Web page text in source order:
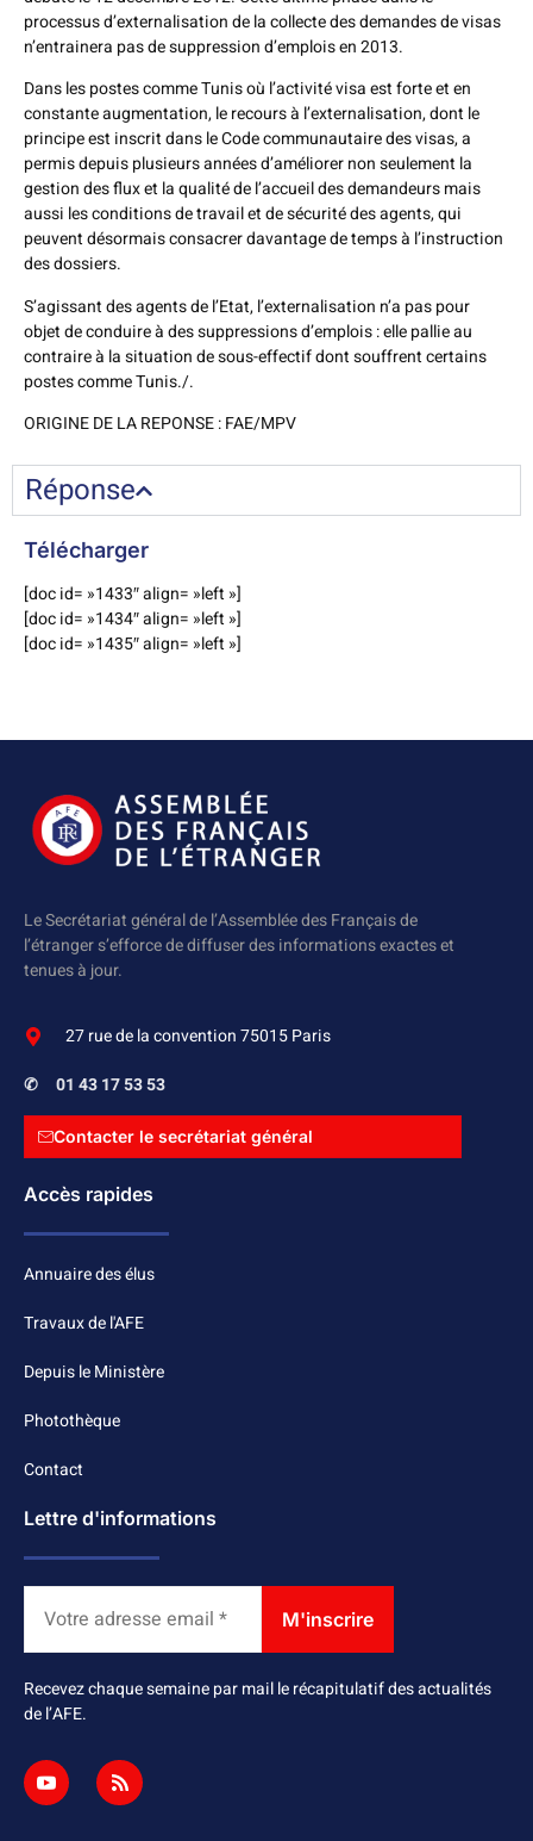
processus d’externalisation de la collecte des demandes de visas
n’entrainera pas de suppression d’emplois en 2013.
Dans les postes comme Tunis où l’activité visa est forte et en
constante augmentation, le recours à l’externalisation, dont le
principe est inscrit dans le Code communautaire des visas, a
permis depuis plusieurs années d’améliorer non seulement la
gestion des flux et la qualité de l’accueil des demandeurs mais
aussi les conditions de travail et de sécurité des agents, qui
peuvent désormais consacrer davantage de temps à l’instruction
des dossiers.
S’agissant des agents de l’Etat, l’externalisation n’a pas pour
objet de conduire à des suppressions d’emplois : elle pallie au
contraire à la situation de sous-effectif dont souffrent certains
postes comme Tunis./.
ORIGINE DE LA REPONSE : FAE/MPV
Réponse
Télécharger
[doc id= »1433″ align= »left »]
[doc id= »1434″ align= »left »]
[doc id= »1435″ align= »left »]
Le Secrétariat général de l’Assemblée des Français de
l’étranger s’efforce de diffuser des informations exactes et
tenues à jour.
27 rue de la convention 75015 Paris
✆ 01 43 17 53 53
Contacter le secrétariat général
Accès rapides
Annuaire des élus
Travaux de l'AFE
Depuis le Ministère
Photothèque
Contact
Lettre d'informations
Recevez chaque semaine par mail le récapitulatif des actualités
de l’AFE.